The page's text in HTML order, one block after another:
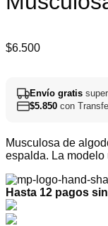
$6.500
Envío gratis
$5.850 con
Musculosa de
espalda. La modelo
Hasta 12 pagos